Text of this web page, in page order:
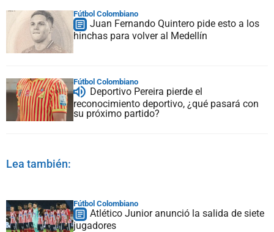
Fútbol Colombiano
Juan Fernando Quintero pide esto a los
hinchas para volver al Medellín
Fútbol Colombiano
Deportivo Pereira pierde el
reconocimiento deportivo, ¿qué pasará con
su próximo partido?
Lea también:
Fútbol Colombiano
Atlético Junior anunció la salida de siete
jugadores